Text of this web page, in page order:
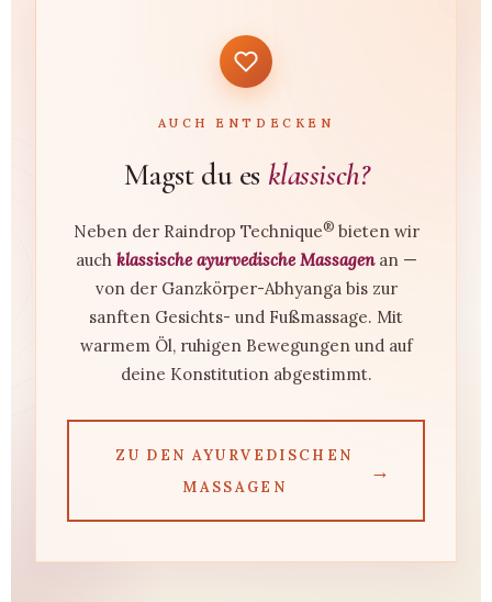
AUCH ENTDECKEN
Magst du es klassisch?
Neben der Raindrop Technique®bieten wir
auch klassische ayurvedische Massagenan —
von der Ganzkörper-Abhyanga bis zur
sanften Gesichts- und Fußmassage. Mit
warmem Öl, ruhigen Bewegungen und auf
deine Konstitution abgestimmt.
ZU DEN AYURVEDISCHEN
MASSAGEN
→